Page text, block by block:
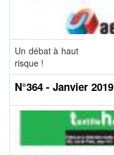
Un débat à haut
risque !
N°364 - Janvier 2019